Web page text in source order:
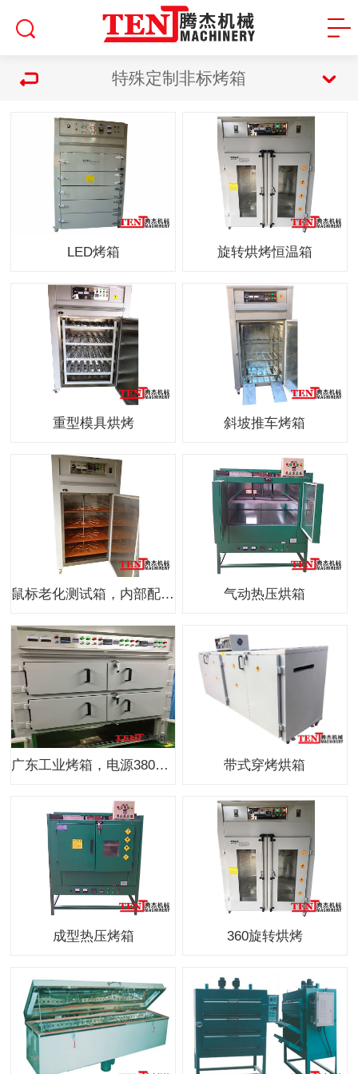
特殊定制非标烤箱
LED烤箱 旋转烘烤恒温箱
重型模具烘烤 斜坡推车烤箱
鼠标老化测试箱，内部配置USB插口 气动热压烘箱
广东工业烤箱，电源380V+N 带式穿烤烘箱
成型热压烤箱 360旋转烘烤